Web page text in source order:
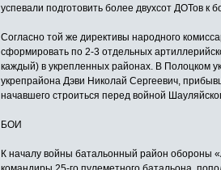
успевали подготовить более двухсот ДОТов к
Согласно той же директивы народного
сформировать по 2-3 отдельных
каждый) в укрепленных районах. В Полоцком
укрепрайона Дэви Николай Сергеевич,
начавшего строиться перед войной
БОИ
К началу войны батальонный район обороны